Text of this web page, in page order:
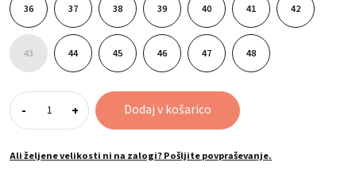
36 37 38 39 40 41 42
43 44 45 46 47 48
Visoki
zaščitni
čevlji
GIRONA
S3
+
- Dodaj v košarico
Ali željene velikosti ni na zalogi? Pošljite povpraševanje.